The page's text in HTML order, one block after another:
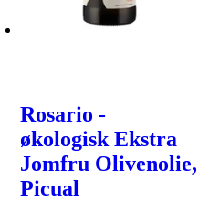
Rosario -
økologisk Ekstra
Jomfru Olivenolie,
Picual